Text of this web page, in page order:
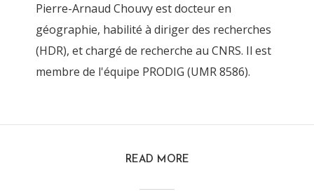
Pierre-Arnaud Chouvy est docteur en
géographie, habilité à diriger des recherches
(HDR), et chargé de recherche au CNRS. Il est
membre de l'équipe PRODIG (UMR 8586).
READ MORE